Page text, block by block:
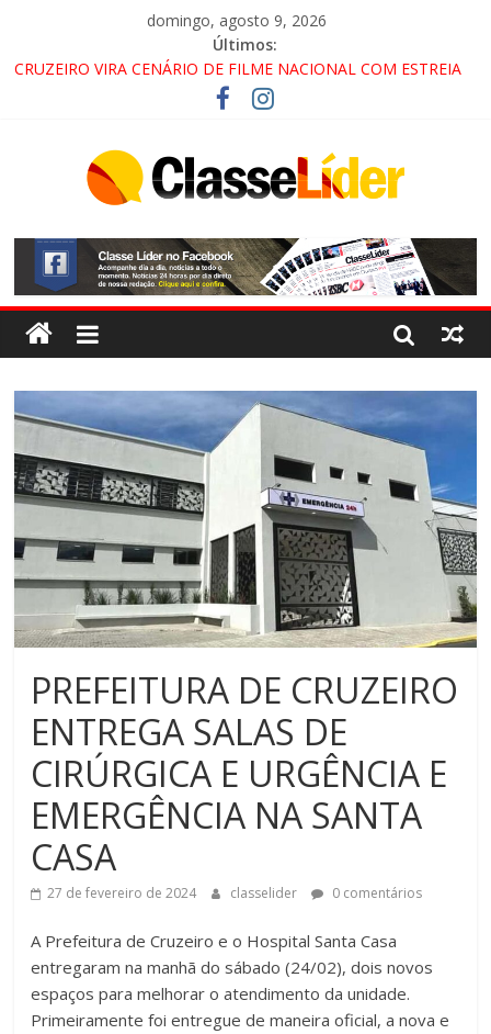
domingo, agosto 9, 2026
Últimos:
CRUZEIRO VIRA CENÁRIO DE FILME NACIONAL COM ESTREIA
PROMOTOR DO GAECO
ACESSO À APARECIDA NA DUTRA SERÁ BLOQUEADO NO FIM
ALTERNATIVAS
LORENA, PINDAMONHANGABA E QUELUZ NA RETA FINAL
PELA FÁBRICA DA COCA-COLA!
PREFEITURA DE CRUZEIRO
ENTREGA SALAS DE
CIRÚRGICA E URGÊNCIA E
EMERGÊNCIA NA SANTA
CASA
27 de fevereiro de 2024 classelider 0 comentários
A Prefeitura de Cruzeiro e o Hospital Santa Casa
entregaram na manhã do sábado (24/02), dois novos
espaços para melhorar o atendimento da unidade.
Primeiramente foi entregue de maneira oficial, a nova e